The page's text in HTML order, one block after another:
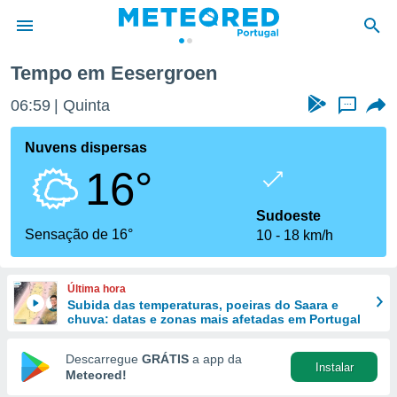
da
foi
fornecidas
a este
das
e
forma
digital
Tempo em Eesergroen
06:59 Quinta ...
Nuvens dispersas
16°
Sensação de 16°
Sudoeste
10
18 km/h
Última hora
Subida das temperaturas, poeiras do Saara e
chuva: datas e zonas mais afetadas em Portugal
Descarregue GRÁTIS a app da
Meteored!
Instalar